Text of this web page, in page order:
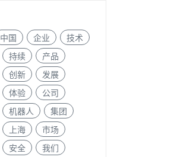
中国 企业
技术
持续
产品
创新
发展
体验
公司
机器人
集团
上海
市场
安全
我们